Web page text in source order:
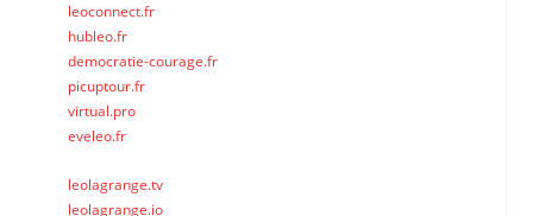
leoconnect.fr
hubleo.fr
democratie-courage.fr
picuptour.fr
virtual.pro
eveleo.fr
leolagrange.tv
leolagrange.io